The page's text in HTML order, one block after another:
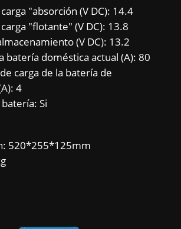
"absorción (V DC): 14.4
"flotante" (V DC): 13.8
(V DC): 13.2
batería doméstica actual (A): 80
carga de la batería de
4
Si
520*255*125mm